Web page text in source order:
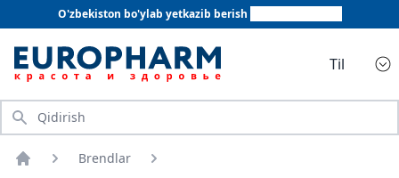
O'zbekiston bo'ylab yetkazib berish
Til
Qidirish
Brendlar